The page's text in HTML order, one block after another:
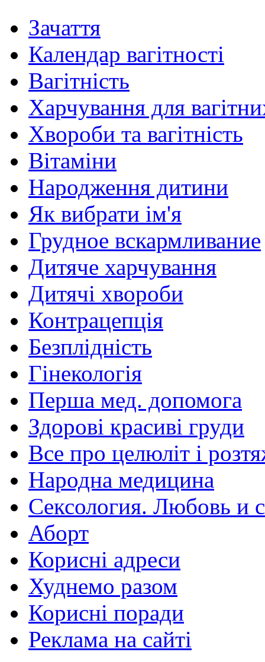
Зачаття
Календар вагітності
Вагітність
Харчування для
Хвороби та вагітність
Вітаміни
Народження дитини
Як вибрати ім'я
Грудное вскармливание
Дитяче харчування
Дитячі хвороби
Контрацепція
Безплідність
Гінекологія
Перша мед. допомога
Здорові красиві груди
Все про целюліт і
Народна медицина
Сексология. Любовь и
Аборт
Корисні адреси
Худнемо разом
Корисні поради
Реклама на сайті